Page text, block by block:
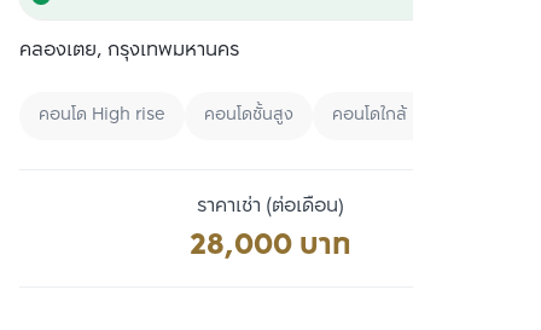
คลองเตย, กรุงเทพมหานคร
คอนโด High rise คอนโดชั้นสูง คอนโดใกล้ BTS
ราคาเช่า (ต่อเดือน)
28,000 บาท